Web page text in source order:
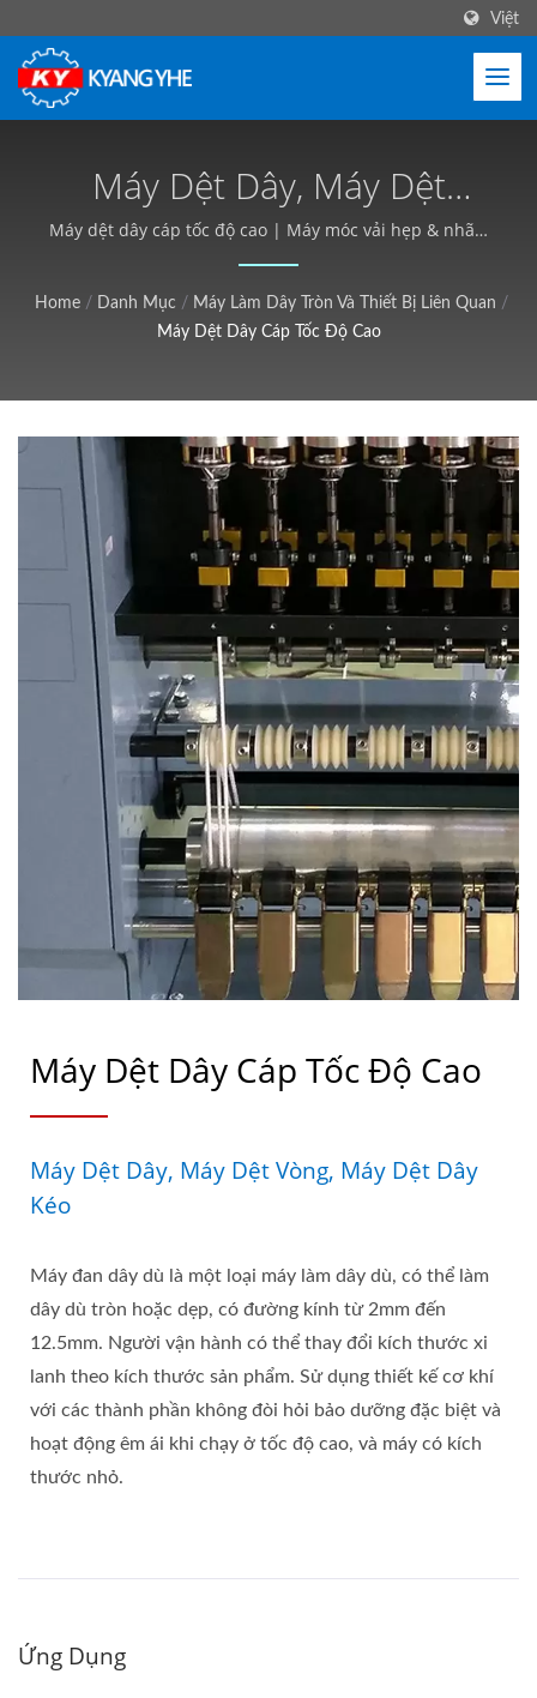
Việt
Máy Dệt Dây, Máy Dệt
Vòng, Máy Dệt Dây Kéo |
Thiết Bị Dệt Công Nghiệp,
Tùy Chỉnh, Báo Giá Miễn
Máy dệt dây cáp tốc độ cao | Máy móc vải hẹp & nhãn,
Dịch vụ toàn cầu - Kyang Yhe (KY)
Home / Danh Mục / Máy Làm Dây Tròn Và Thiết Bị Liên Quan /
Máy Dệt Dây Cáp Tốc Độ Cao
Máy Dệt Dây Cáp Tốc Độ Cao
Máy Dệt Dây, Máy Dệt Vòng, Máy Dệt Dây
Kéo
Máy đan dây dù là một loại máy làm dây dù, có thể làm
dây dù tròn hoặc dẹp, có đường kính từ 2mm đến
12.5mm. Người vận hành có thể thay đổi kích thước xi
lanh theo kích thước sản phẩm. Sử dụng thiết kế cơ khí
với các thành phần không đòi hỏi bảo dưỡng đặc biệt và
hoạt động êm ái khi chạy ở tốc độ cao, và máy có kích
thước nhỏ.
Ứng Dụng